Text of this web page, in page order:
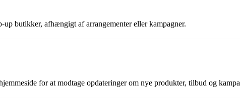
butikker, afhængigt af arrangementer eller kampagner.
for at modtage opdateringer om nye produkter, tilbud og